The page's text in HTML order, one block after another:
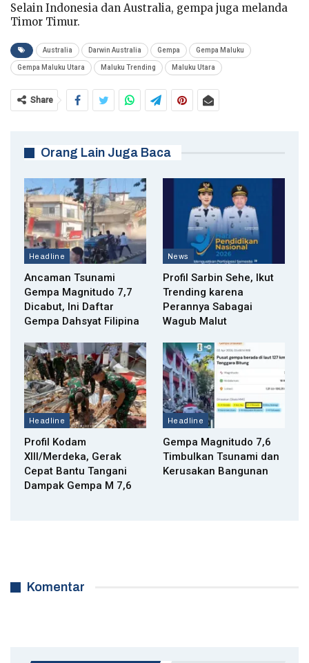
Selain Indonesia dan Australia, gempa juga melanda
Timor Timur.
Australia Darwin Australia Gempa Gempa Maluku
Gempa Maluku Utara Maluku Trending Maluku Utara
Share
Orang Lain Juga Baca
Headline
Ancaman Tsunami
Gempa Magnitudo 7,7
Dicabut, Ini Daftar
Gempa Dahsyat Filipina
News
Profil Sarbin Sehe, Ikut
Trending karena
Perannya Sabagai
Wagub Malut
Headline
Profil Kodam
XIII/Merdeka, Gerak
Cepat Bantu Tangani
Dampak Gempa M 7,6
Headline
Gempa Magnitudo 7,6
Timbulkan Tsunami dan
Kerusakan Bangunan
Komentar